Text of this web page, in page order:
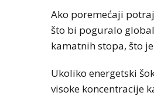
Ako poremećaji
što bi poguralo
kamatnih stopa, što
Ukoliko energetski
visoke koncentracije